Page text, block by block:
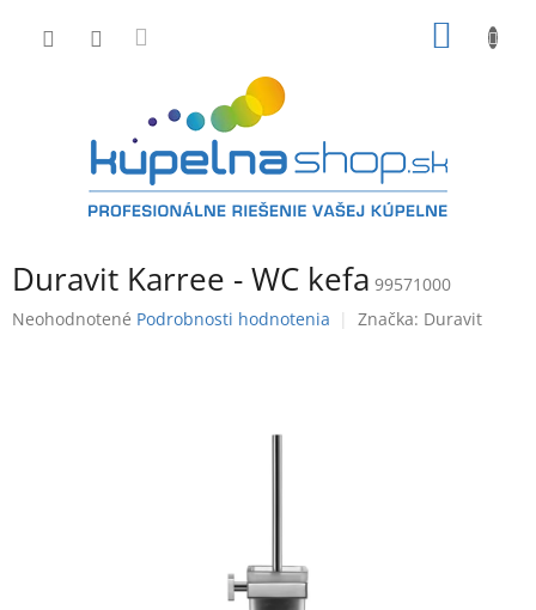
Duravit Karree - WC kefa 99571000
Priemerné
Neohodnotené Podrobnosti hodnotenia Značka: Duravit